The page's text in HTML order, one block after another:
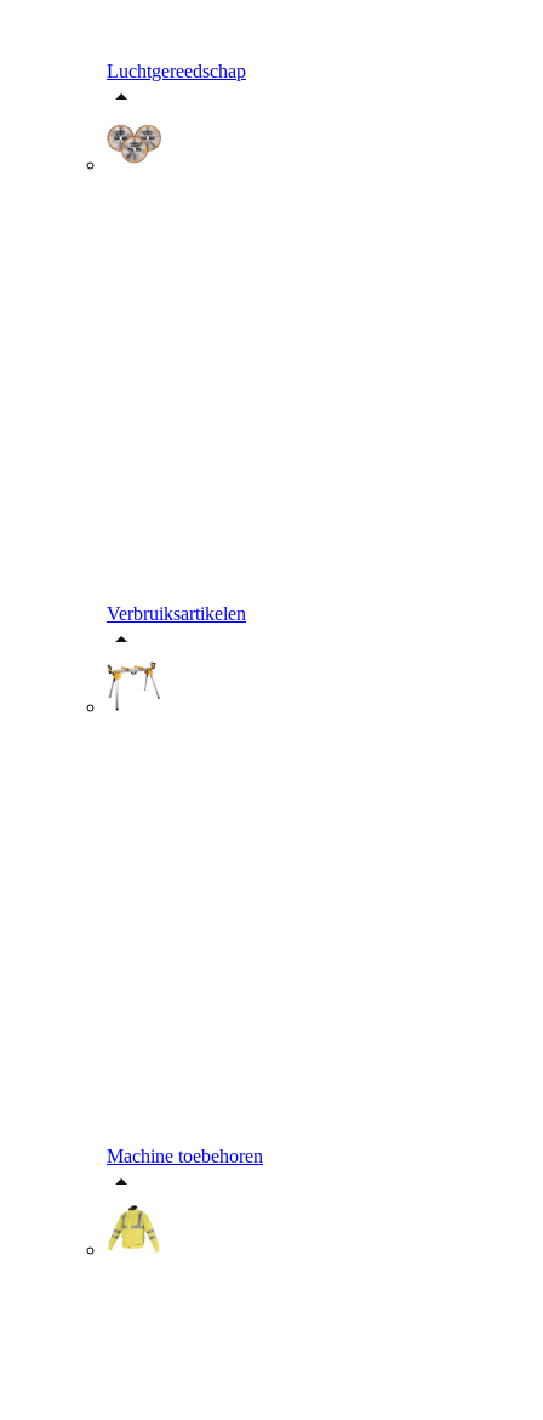
Luchtgereedschap
Verbruiksartikelen
Machine toebehoren